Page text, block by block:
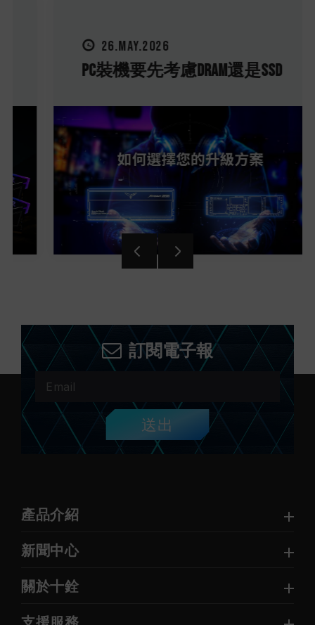
26.MAY.2026
PC裝機要先考慮DRAM還是SSD
訂閱電子報
送出
產品介紹
新聞中心
關於十銓